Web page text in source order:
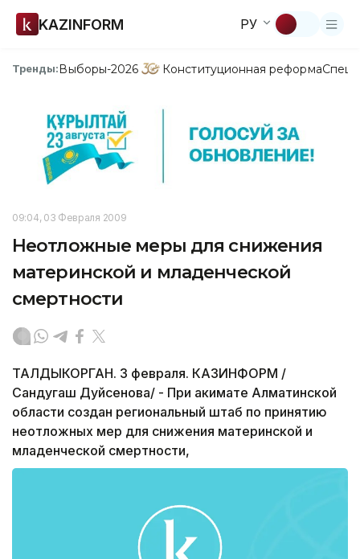
KAZINFORM РУ
Тренды:Выборы-2026 Конституционная реформа
09:04, 03 Февраля 2009
Неотложные меры для снижения
материнской и младенческой
смертности
ТАЛДЫКОРГАН. 3 февраля. КАЗИНФОРМ /
Сандугаш Дуйсенова/ - При акимате Алматинской
области создан региональный штаб по принятию
неотложных мер для снижения материнской и
младенческой смертности,